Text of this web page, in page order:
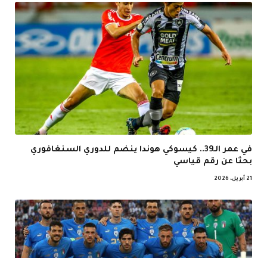
في عمر الـ39.. كيسوكي هوندا ينضم للدوري السنغافوري
بحثا عن رقم قياسي
21 أبريل، 2026